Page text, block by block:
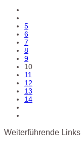
5
6
7
8
9
10
11
12
13
14
Weiterführende Links